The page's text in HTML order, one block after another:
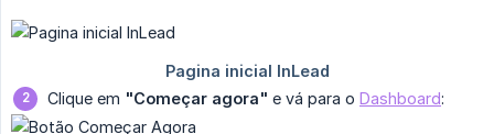
Clique em "Começar agora" e vá para o Dashboard: